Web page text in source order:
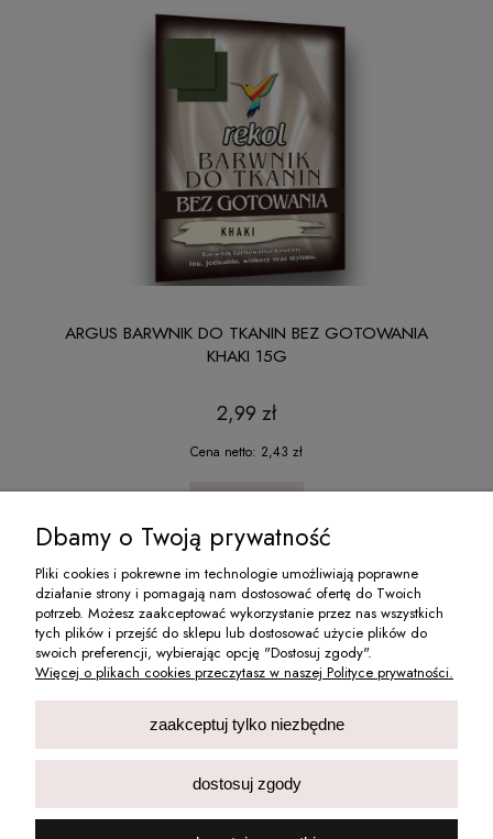
ARGUS BARWNIK DO TKANIN BEZ GOTOWANIA
KHAKI 15G
2,99 zł
Cena netto: 2,43 zł
O NAS
MOJE KONTO
PŁATNOŚCI I DOSTAWA
Deni Carte Dorota Skwierczyńska Spółka Jawna wpisana do Centralnej
Dbamy o Twoją prywatność
Pliki cookies i pokrewne im technologie umożliwiają poprawne
działanie strony i pomagają nam dostosować ofertę do Twoich
potrzeb. Możesz zaakceptować wykorzystanie przez nas wszystkich
tych plików i przejść do sklepu lub dostosować użycie plików do
swoich preferencji, wybierając opcję "Dostosuj zgody".
Więcej o plikach cookies przeczytasz w naszej Polityce prywatności.
zaakceptuj tylko niezbędne
dostosuj zgody